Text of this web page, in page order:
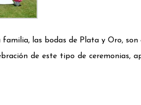
las bodas de Plata y Oro,
de este tipo de ceremonias,